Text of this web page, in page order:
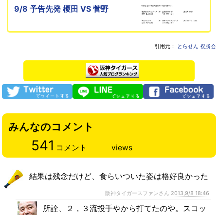
9/8 予告先発 榎田 VS 菅野
引用元： とらせん 祝勝会
みんなのコメント
541 コメント views
結果は残念だけど、食らいついた姿は格好良かった
阪神タイガースファンさん 2013,9/8 18:46
所詮、２，３流投手やから打てたのや。スコッ